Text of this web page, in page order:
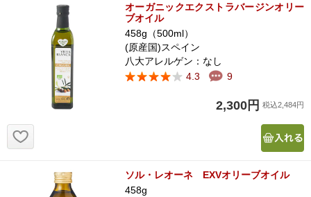
オーガニックエクストラバージンオリー
ブオイル
458g（500ml）
(原産国)スペイン
八大アレルゲン：なし
4.3
9
2,300円 税込2,484円
ソル・レオーネ EXVオリーブオイル
458g